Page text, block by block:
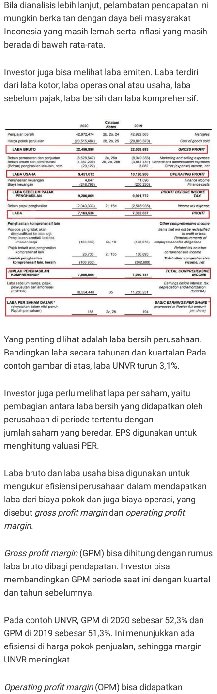
Bila dianalisis lebih lanjut, pelambatan pendapatan ini
mungkin berkaitan dengan daya beli masyarakat
Indonesia yang masih lemah serta inflasi yang masih
berada di bawah rata-rata.
Investor juga bisa melihat laba emiten. Laba terdiri
dari laba kotor, laba operasional atau usaha, laba
sebelum pajak, laba bersih dan laba komprehensif.
Yang penting dilihat adalah laba bersih perusahaan.
Bandingkan laba secara tahunan dan kuartalan Pada
contoh gambar di atas, laba UNVR turun 3,1%.
Investor juga perlu melihat lapa per saham, yaitu
pembagian antara laba bersih yang didapatkan oleh
perusahaan di periode tertentu dengan
jumlah saham yang beredar. EPS digunakan untuk
menghitung valuasi PER.
Laba bruto dan laba usaha bisa digunakan untuk
mengukur efisiensi perusahaan dalam mendapatkan
laba dari biaya pokok dan juga biaya operasi, yang
disebut gross profit margindan operating profit
margin.
Gross profit margin(GPM) bisa dihitung dengan rumus
laba bruto dibagi pendapatan. Investor bisa
membandingkan GPM periode saat ini dengan kuartal
dan tahun sebelumnya.
Pada contoh UNVR, GPM di 2020 sebesar 52,3% dan
GPM di 2019 sebesar 51,3%. Ini menunjukkan ada
efisiensi di harga pokok penjualan, sehingga margin
UNVR meningkat.
Operating profit margin(OPM) bisa didapatkan